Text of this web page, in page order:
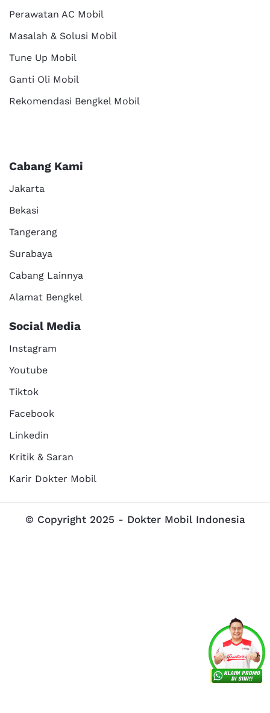
Perawatan AC Mobil
Masalah & Solusi Mobil
Tune Up Mobil
Ganti Oli Mobil
Rekomendasi Bengkel Mobil
Cabang Kami
Jakarta
Bekasi
Tangerang
Surabaya
Cabang Lainnya
Alamat Bengkel
Social Media
Instagram
Youtube
Tiktok
Facebook
Linkedin
Kritik & Saran
Karir Dokter Mobil
© Copyright 2025 - Dokter Mobil Indonesia